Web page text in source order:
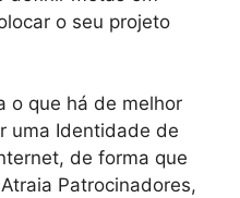
o seu projeto
o que há de melhor
uma Identidade de
de forma que
Patrocinadores,